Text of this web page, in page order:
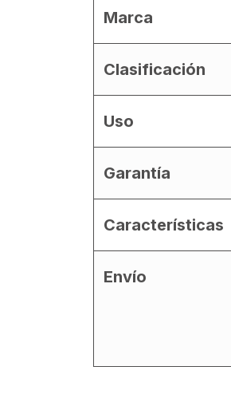
Marca
Clasificación
Uso
Garantía
Características
Envío